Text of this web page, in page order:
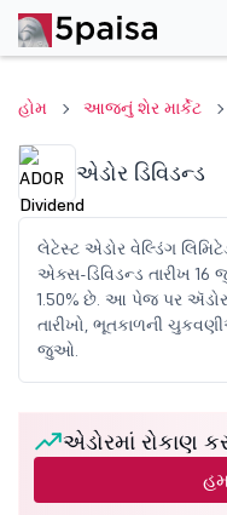
હોમ આજનું શેર માર્કેટ
એડોર ડિવિડન્ડ
લેટેસ્ટ એડોર વેલ્ડિંગ
એક્સ-ડિવિડન્ડ તારીખ 16
1.50% છે. આ પેજ પર ઍડોર
તારીખો, ભૂતકાળની
જુઓ.
એડોરમાં રોકાણ